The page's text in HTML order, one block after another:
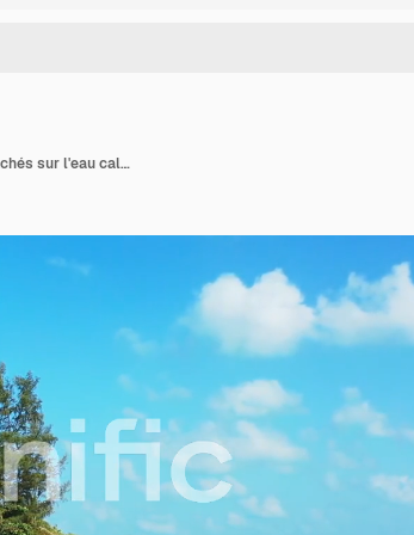
Beaux palmiers aux feuilles vertes et aux noix de coco penchés sur l'eau calme et claire d'un lagon turquoise sous un ciel lumineux avec des nuages blancs, en Thaïlande.